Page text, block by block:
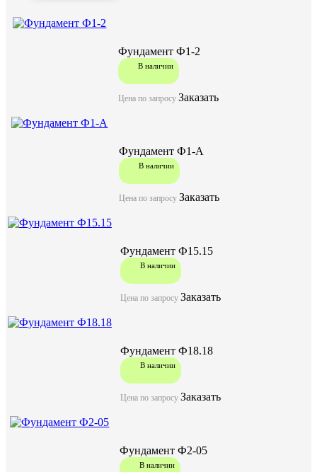
В наличии
Фундамент Ф1-2
Цена по запросуЗаказать
В наличии
Фундамент Ф1-А
Цена по запросу Заказать
В наличии
Фундамент Ф15.15
Цена по запросу Заказать
В наличии
Фундамент Ф18.18
Цена по запросу Заказать
В наличии
Фундамент Ф2-05